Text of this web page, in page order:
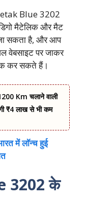
Blue 3202
मैटेलिक और मैट
सकता है, और आप
वेबसाइट पर जाकर
कर सकते हैं।
Km चलाने वाली
₹4 लाख से भी कम
में लॉन्च हुई
3202 के